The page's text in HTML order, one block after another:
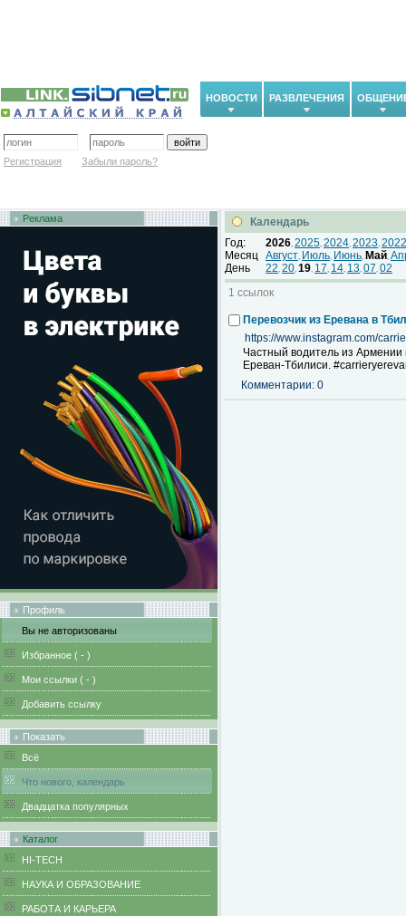
НОВОСТИ РАЗВЛЕЧЕНИЯ
Регистрация Забыли пароль?
Реклама
Профиль
Вы не авторизованы
Избранное ( - )
Мои ссылки ( - )
Добавить ссылку
Показать
Всё
Что нового, календарь
Двадцатка популярных
Каталог
HI-TECH
НАУКА И ОБРАЗОВАНИЕ
РАБОТА И КАРЬЕРА
Календарь
Год:
2026, 2025, 2024, 2023, 2022
Месяц Август, Июль, Июнь, Май,
День
22, 20, 19, 17, 14, 13, 07, 02
1 ссылок
Перевозчик из Еревана в
https://www.instagram.com/
Частный водитель из Армении
Ереван-Тбилиси.
Комментарии: 0